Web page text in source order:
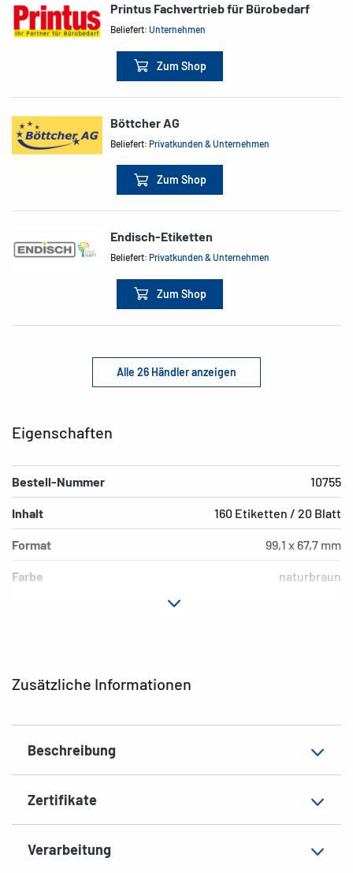
Printus Fachvertrieb für Bürobedarf
Beliefert:Unternehmen
Zum Shop
Böttcher AG
Beliefert:Privatkunden & Unternehmen
Zum Shop
Endisch-Etiketten
Beliefert:Privatkunden & Unternehmen
Zum Shop
Alle 26 Händler anzeigen
Zusätzliche Informationen
Beschreibung
Zertifikate
Verarbeitung
Eigenschaften
Bestell-Nummer 10755
Inhalt 160 Etiketten / 20 Blatt
Format 99,1 x 67,7 mm
Farbe naturbraun